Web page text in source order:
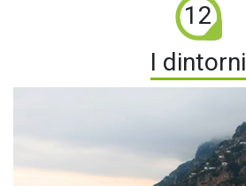
12
I dintorni